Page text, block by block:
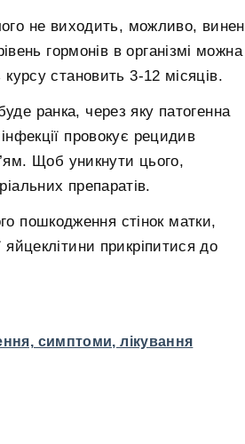
не виходить, можливо, винен
гормонів в організмі можна
становить 3-12 місяців.
ранка, через яку патогенна
провокує рецидив
Щоб уникнути цього,
препаратів.
пошкодження стінок матки,
прикріпитися до
симптоми, лікування